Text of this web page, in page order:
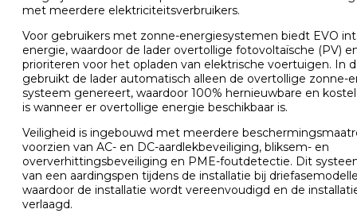
met meerdere elektriciteitsverbruikers.
Voor gebruikers met zonne-energiesystemen biedt EVO
energie, waardoor de lader overtollige fotovoltaïsche (PV)
prioriteren voor het opladen van elektrische voertuigen. In
gebruikt de lader automatisch alleen de overtollige zonne-
systeem genereert, waardoor 100% hernieuwbare en
is wanneer er overtollige energie beschikbaar is.
Veiligheid is ingebouwd met meerdere
voorzien van AC- en DC-aardlekbeveiliging, bliksem- en
oververhittingsbeveiliging en PME-foutdetectie. Dit
van een aardingspen tijdens de installatie bij
waardoor de installatie wordt vereenvoudigd en de
verlaagd.